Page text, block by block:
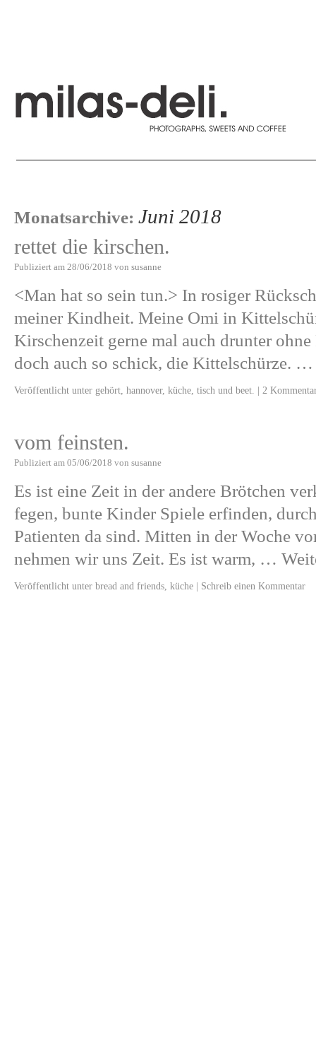
Monatsarchive: Juni 2018
rettet die kirschen.
Publiziert am 28/06/2018 von susanne
<Man hat so sein tun.> In rosiger
meiner Kindheit. Meine Omi in
Kirschenzeit gerne mal auch drunter
doch auch so schick, die Kittelschürze.
Veröffentlicht unter gehört hannover, küche tisch und beet. | 2
vom feinsten.
Publiziert am 05/06/2018 von susanne
Es ist eine Zeit in der andere Brötchen
fegen, bunte Kinder Spiele erfinden,
Patienten da sind. Mitten in der Woche
nehmen wir uns Zeit. Es ist warm, …
Veröffentlicht unter bread and friends küche | Schreib einen Kommentar